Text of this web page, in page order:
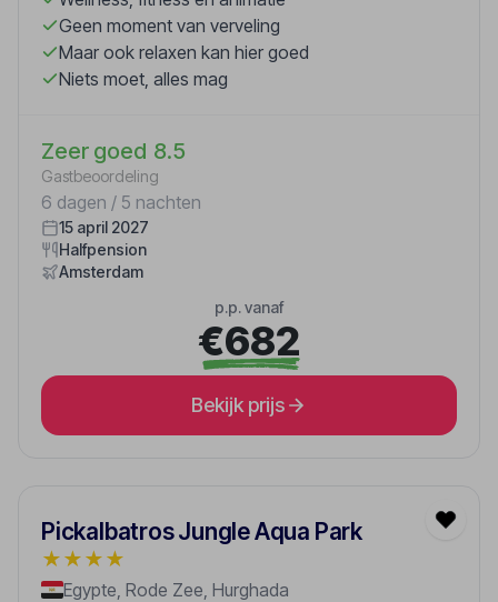
Geen moment van verveling
Maar ook relaxen kan hier goed
Niets moet, alles mag
Zeer goed 8.5
Gastbeoordeling
6 dagen / 5 nachten
15 april 2027
Halfpension
Amsterdam
p.p. vanaf
€682
Bekijk prijs
Pickalbatros Jungle Aqua Park
★★★★
Egypte, Rode Zee, Hurghada